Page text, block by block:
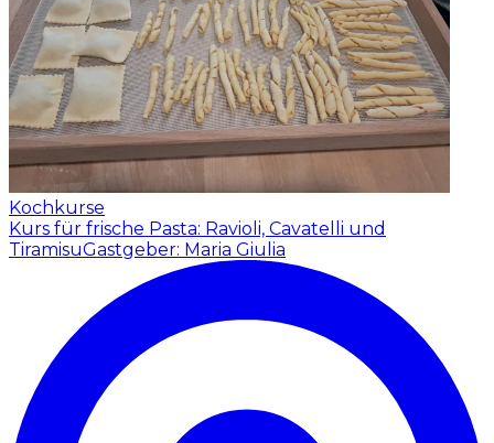
Kochkurse
Kurs für frische Pasta: Ravioli, Cavatelli und
TiramisuGastgeber: Maria Giulia